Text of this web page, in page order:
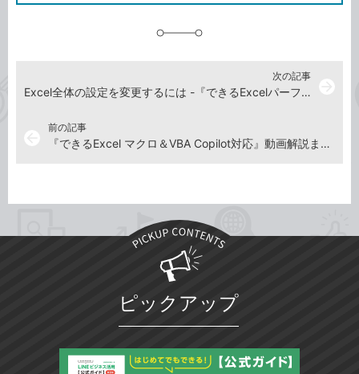
前の記事
『できるExcel マクロ＆VBA Copilot対応』動画解説まとめ
次の記事
Excel全体の設定を変更するには -『できるExcelパーフェクトブック 困った！＆便利ワザ大全 Copilot対応 Office 2024/2021/2019 & Microsoft 365版』動画解説
ピックアップ